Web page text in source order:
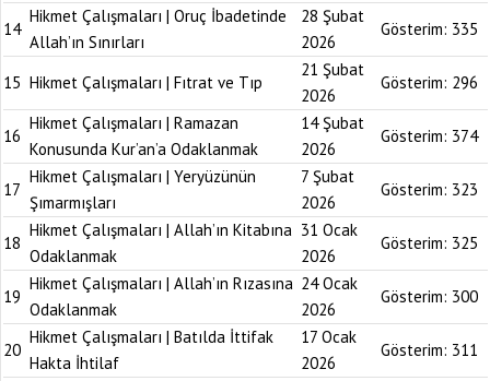
14
Hikmet Çalışmaları | Oruç İbadetinde
Allah’ın Sınırları
28 Şubat
2026
Gösterim: 335
15 Hikmet Çalışmaları | Fıtrat ve Tıp
21 Şubat
2026
Gösterim: 296
16
Hikmet Çalışmaları | Ramazan
Konusunda Kur’an’a Odaklanmak
14 Şubat
2026
Gösterim: 374
17
Hikmet Çalışmaları | Yeryüzünün
Şımarmışları
7 Şubat
2026
Gösterim: 323
18
Hikmet Çalışmaları | Allah’ın Kitabına
Odaklanmak
31 Ocak
2026
Gösterim: 325
19
Hikmet Çalışmaları | Allah’ın Rızasına
Odaklanmak
24 Ocak
2026
Gösterim: 300
20
Hikmet Çalışmaları | Batılda İttifak
Hakta İhtilaf
17 Ocak
2026
Gösterim: 311